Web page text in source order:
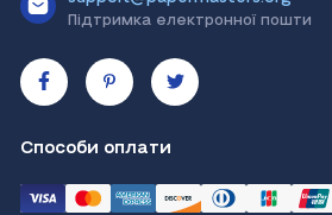
Підтримка електронної пошти
Способи оплати